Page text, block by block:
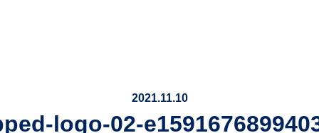
2021.11.10
logo-02-